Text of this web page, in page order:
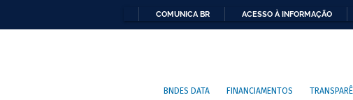
COMUNICA BR ACESSO À INFORMAÇÃO
BNDES DATA FINANCIAMENTOS